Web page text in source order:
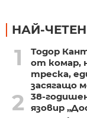
НАЙ-
1
Тодор
от комар,
треска,
засягащо
2
38-
язовир